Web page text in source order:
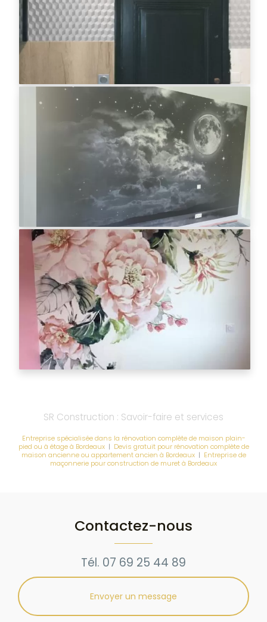
SR Construction : Savoir-faire et services
Entreprise spécialisée dans la rénovation complète de maison plain-
pied ou à étage à Bordeaux| Devis gratuit pour rénovation complète de
maison ancienne ou appartement ancien à Bordeaux| Entreprise de
maçonnerie pour construction de muret à Bordeaux
Contactez-nous
Tél. 07 69 25 44 89
Envoyer un message